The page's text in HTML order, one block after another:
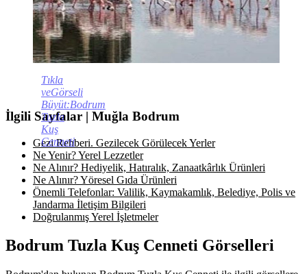
Tıkla
veGörseli
Büyüt:Bodrum
Tuzla
Kuş
Cenneti
İlgili Sayfalar | Muğla Bodrum
Gezi Rehberi. Gezilecek Görülecek Yerler
Ne Yenir? Yerel Lezzetler
Ne Alınır? Hediyelik, Hatıralık, Zanaatkârlık Ürünleri
Ne Alınır? Yöresel Gıda Ürünleri
Önemli Telefonlar: Valilik, Kaymakamlık, Belediye, Polis ve
Jandarma İletişim Bilgileri
Doğrulanmış Yerel İşletmeler
Bodrum Tuzla Kuş Cenneti Görselleri